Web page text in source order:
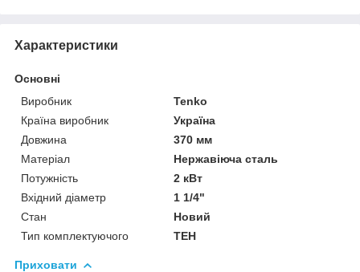
Характеристики
Основні
Виробник
Tenko
Країна виробник
Україна
Довжина
370 мм
Матеріал
Нержавіюча сталь
Потужність
2 кВт
Вхідний діаметр
1 1/4"
Стан
Новий
Тип комплектуючого
ТЕН
Приховати